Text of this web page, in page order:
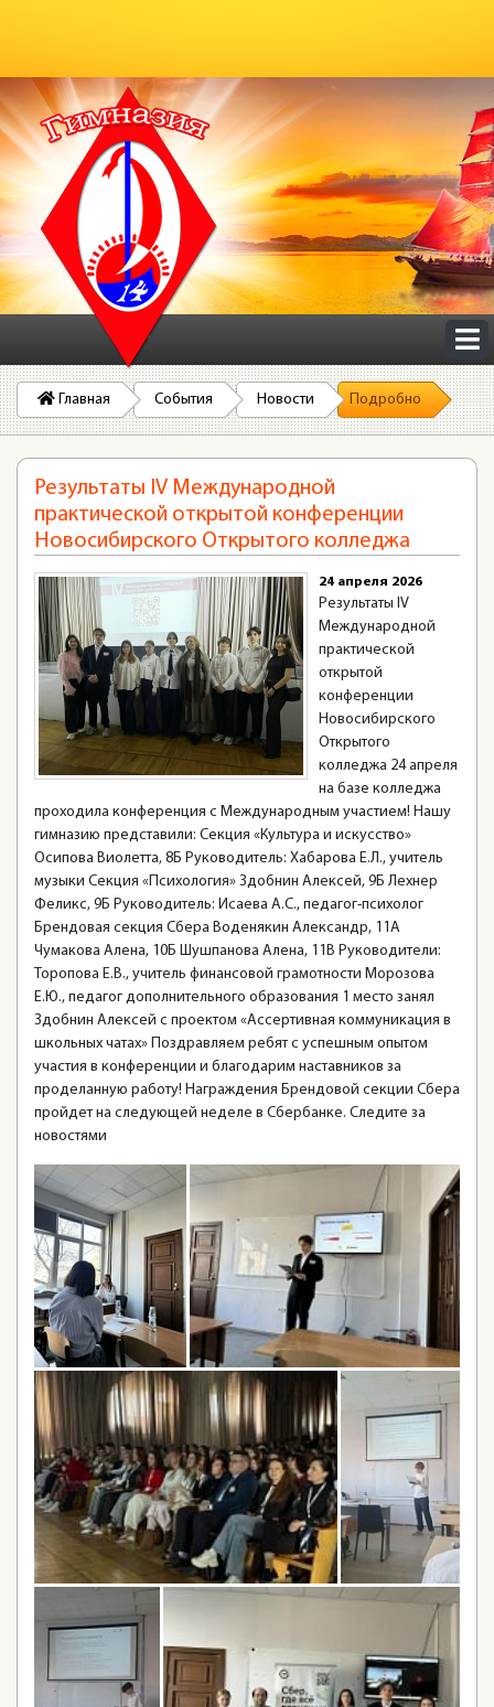
Главная События Новости Подробно
Результаты IV Международной
практической открытой конференции
Новосибирского Открытого колледжа
24 апреля 2026
Результаты IV
Международной
практической
открытой
конференции
Новосибирского
Открытого
колледжа 24 апреля
на базе колледжа
проходила конференция с Международным участием! Нашу
гимназию представили: Секция «Культура и искусство»
Осипова Виолетта, 8Б Руководитель: Хабарова Е.Л., учитель
музыки Секция «Психология» Здобнин Алексей, 9Б Лехнер
Феликс, 9Б Руководитель: Исаева А.С., педагог-психолог
Брендовая секция Сбера Воденякин Александр, 11А
Чумакова Алена, 10Б Шушпанова Алена, 11В Руководители:
Торопова Е.В., учитель финансовой грамотности Морозова
Е.Ю., педагог дополнительного образования 1 место занял
Здобнин Алексей с проектом «Ассертивная коммуникация в
школьных чатах» Поздравляем ребят с успешным опытом
участия в конференции и благодарим наставников за
проделанную работу! Награждения Брендовой секции Сбера
пройдет на следующей неделе в Сбербанке. Следите за
новостями